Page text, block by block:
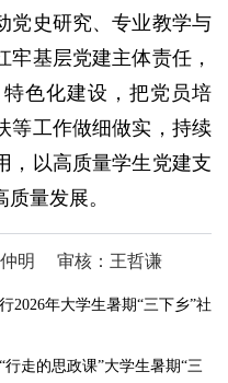
党史研究、专业教学与
基层党建主体责任，
色化建设，把党员培
等工作做细做实，持续
，以高质量学生党建支
量发展。
明 审核：王哲谦
2026年大学生暑期“三下乡”社
走的思政课”大学生暑期“三